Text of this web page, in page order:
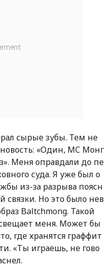
сырые зубы. Тем не
«Один, MC Монг
Меня оправдали до пе
суда. Я уже был о
из-за разрыва поясн
связки. Но это было нев
Baltchmong. Такой
меня. Может бы
где хранятся граффит
«Ты играешь, не гово